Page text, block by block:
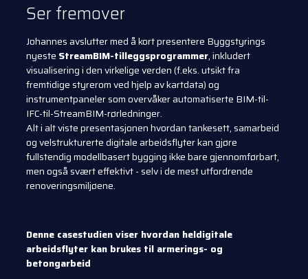
Ser fremover
Johannes avslutter med å kort presentere Byggstyrings
nyeste StreamBIM-tilleggsprogrammer, inkludert
visualisering i den virkelige verden (f.eks. utsikt fra
fremtidige styrerom ved hjelp av kartdata) og
instrumentpaneler som overvåker automatiserte BIM-til-
IFC-til-StreamBIM-rørledninger.
Alt i alt viste presentasjonen hvordan tankesett, samarbeid
og velstrukturerte digitale arbeidsflyter kan gjøre
fullstendig modellbasert bygging ikke bare gjennomførbart,
men også svært effektivt - selv i de mest utfordrende
renoveringsmiljøene.
Denne casestudien viser hvordan heldigitale
arbeidsflyter kan brukes til armerings- og
betongarbeid